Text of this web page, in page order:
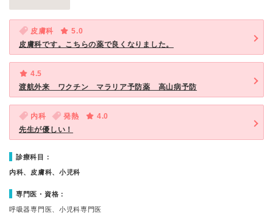
皮膚科
5.0
皮膚科です。こちらの薬で良くなりました。
4.5
渡航外来 ワクチン マラリア予防薬 高山病予防
内科 発熱
4.0
先生が優しい！
診療科目：
内科、皮膚科、小児科
専門医・資格：
呼吸器専門医、小児科専門医